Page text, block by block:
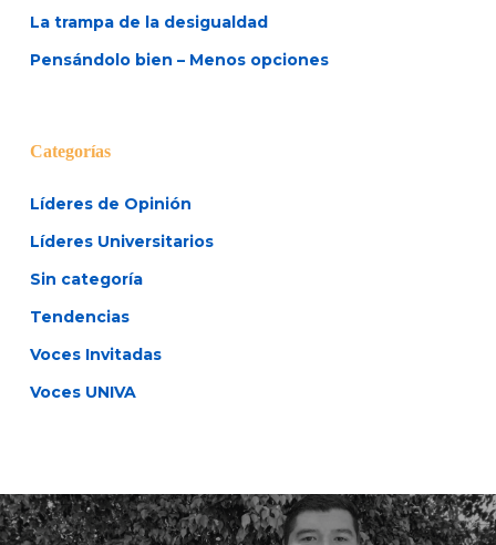
La trampa de la desigualdad
Pensándolo bien – Menos opciones
Categorías
Líderes de Opinión
Líderes Universitarios
Sin categoría
Tendencias
Voces Invitadas
Voces UNIVA